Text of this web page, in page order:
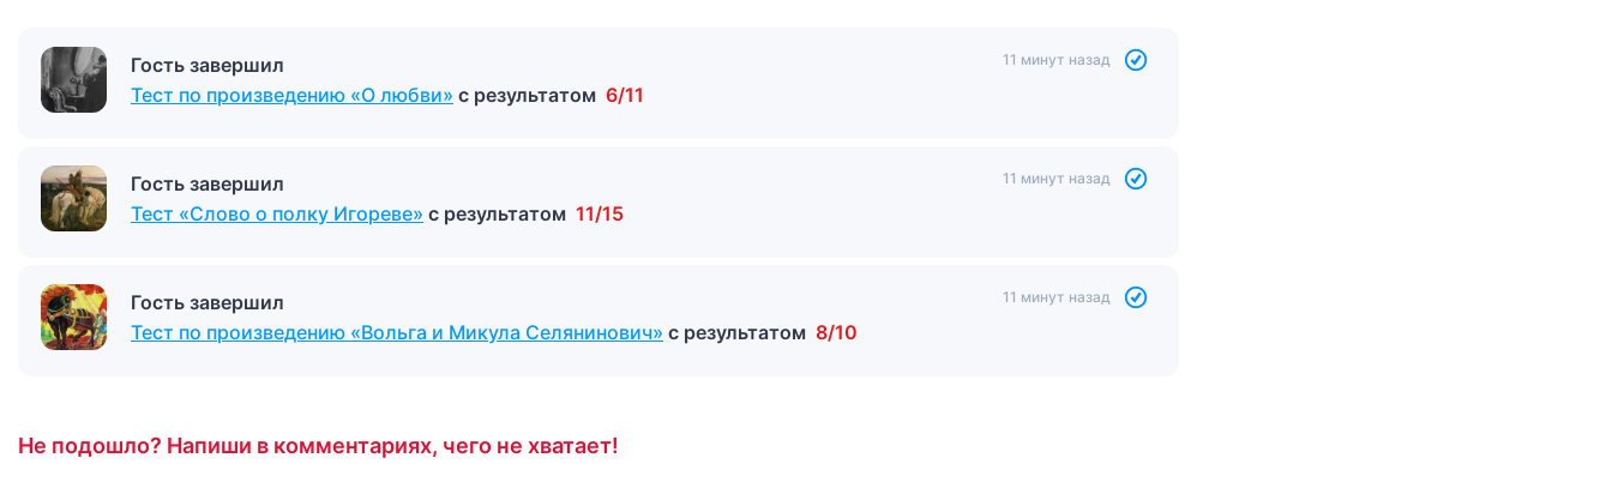
Гость завершил
Тест по произведению «О любви» с результатом 6/11
11 минут назад
Гость завершил
Тест «Слово о полку Игореве» с результатом 11/15
11 минут назад
Гость завершил
Тест по произведению «Вольга и Микула Селянинович» с результатом 8/10
11 минут назад
Не подошло? Напиши в комментариях, чего не хватает!